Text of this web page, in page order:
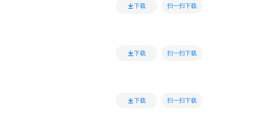
下载 扫一扫下载
下载 扫一扫下载
下载 扫一扫下载